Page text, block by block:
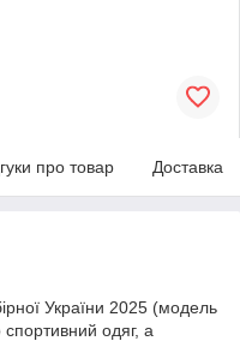
про товар Доставка
України 2025 (модель
одяг, а